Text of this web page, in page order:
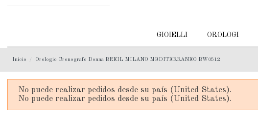
GIOIELLI OROLOGI
Inicio Orologio Cronografo Donna BREIL MILANO MEDITERRANEO BW0512
No puede realizar pedidos desde su país (United States).
No puede realizar pedidos desde su país (United States).